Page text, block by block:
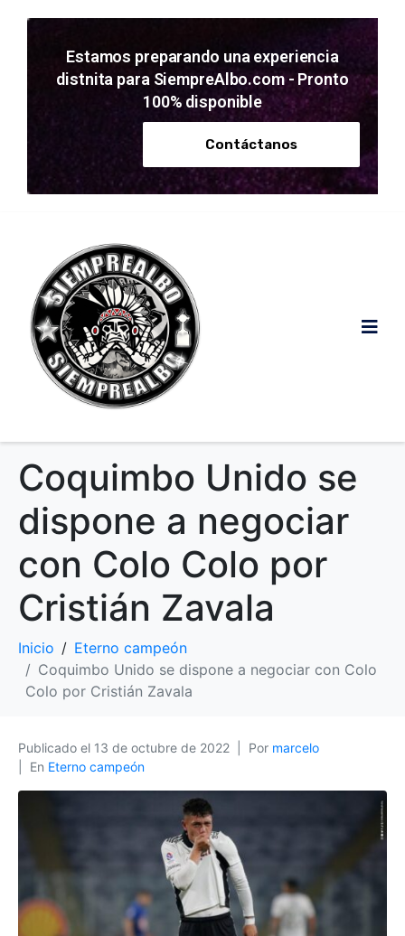
Estamos preparando una experiencia
distnita para SiempreAlbo.com - Pronto
100% disponible
Contáctanos
Coquimbo Unido se
dispone a negociar
con Colo Colo por
Cristián Zavala
Inicio
Eterno campeón
Coquimbo Unido se dispone a negociar con Colo
Colo por Cristián Zavala
Publicado el 13 de octubre de 2022 Por marcelo
En Eterno campeón